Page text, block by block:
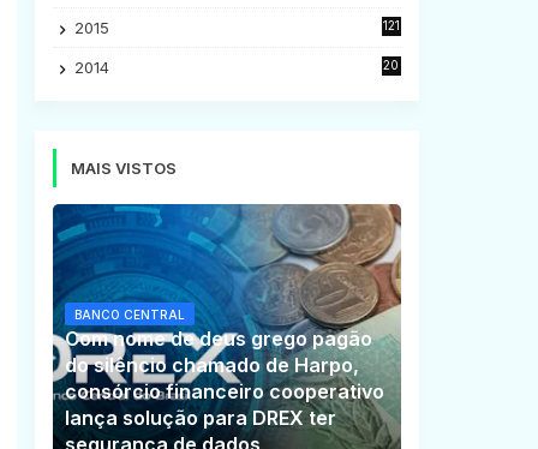
2015
121
2014
20
MAIS VISTOS
BANCO CENTRAL
Com nome de deus grego pagão
do silêncio chamado de Harpo,
consórcio financeiro cooperativo
lança solução para DREX ter